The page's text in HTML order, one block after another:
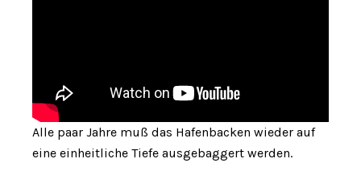
Alle paar Jahre muß das Hafenbacken wieder auf
eine einheitliche Tiefe ausgebaggert werden.